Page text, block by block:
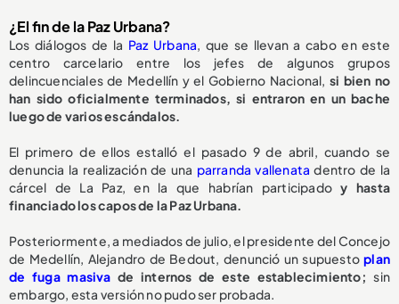
¿El fin de la Paz Urbana?
Los diálogos de la Paz Urbana, que se llevan a cabo en este
centro carcelario entre los jefes de algunos grupos
delincuenciales de Medellín y el Gobierno Nacional, si bien no
han sido oficialmente terminados, si entraron en un bache
luego de varios escándalos.
El primero de ellos estalló el pasado 9 de abril, cuando se
denuncia la realización de una parranda vallenatadentro de la
cárcel de La Paz, en la que habrían participadoy hasta
financiado los capos de la Paz Urbana.
Posteriormente, a mediados de julio, el presidente del Concejo
de Medellín, Alejandro de Bedout, denunció un supuesto plan
de fuga masivade internos de este establecimiento;sin
embargo, esta versión no pudo ser probada.